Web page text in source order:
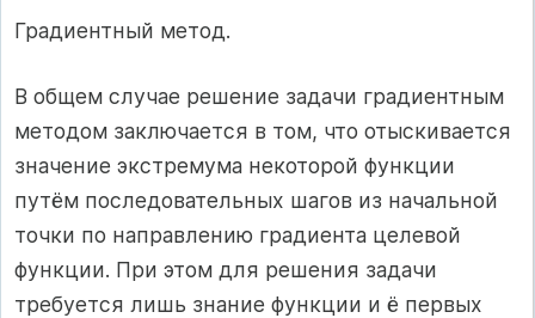
Градиентный метод.
В общем случае решение задачи градиентным
методом заключается в том, что отыскивается
значение экстремума некоторой функции
путём последовательных шагов из начальной
точки по направлению градиента целевой
функции. При этом для решения задачи
требуется лишь знание функции и ё первых